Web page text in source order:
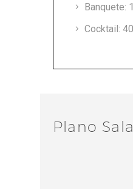
Banquete:
Cocktail:
Plano